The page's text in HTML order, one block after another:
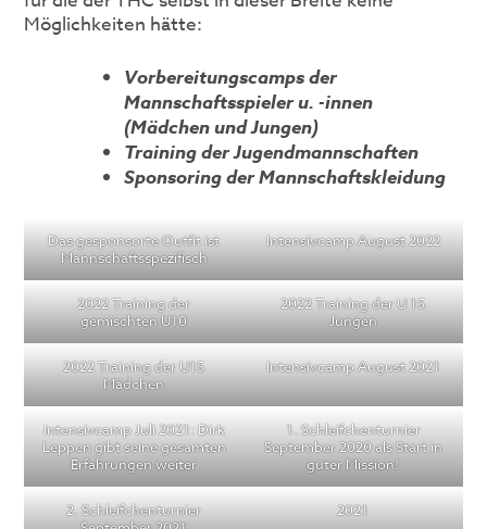
Möglichkeiten hätte:
Vorbereitungscamps der
Mannschaftsspieler u. -innen
(Mädchen und Jungen)
Training der Jugendmannschaften
Sponsoring derMannschaftskleidung
Das gesponsorte Outfit ist
Mannschaftsspezifisch
Intensivcamp August 2022
2022 Training der
gemischten U10
2022 Training der U 15
Jungen
2022 Training der U15
Mädchen
Intensivcamp August 2021
Intensivcamp Juli 2021: Dirk
Leppen gibt seine gesamten
Erfahrungen weiter
1. Schleifchenturnier
September 2020 als Start in
guter Mission!
2. Schleifchenturnier
2021